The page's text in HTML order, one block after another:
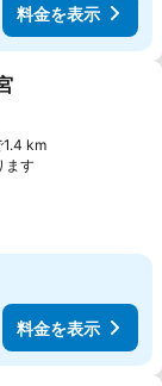
料金を表示
加
1.4 km
ます
料金を表示